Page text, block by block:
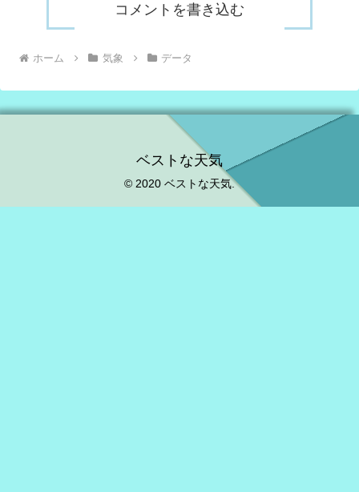
コメントを書き込む
ホーム 気象 データ
ベストな天気
© 2020 ベストな天気.